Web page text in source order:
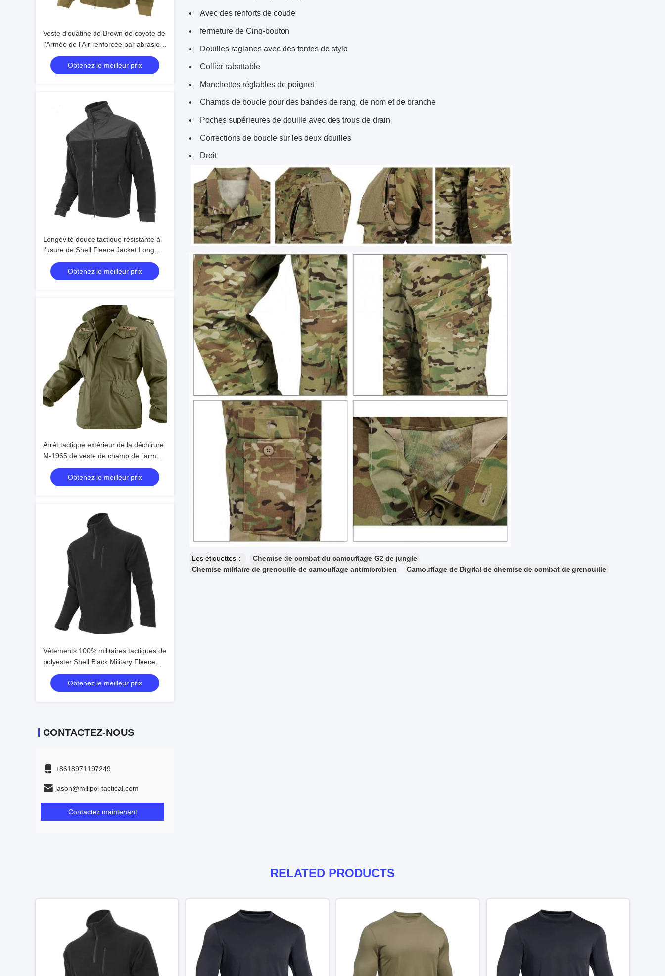
Veste d'ouatine de Brown de coyote de
l'Armée de l'Air renforcée par abrasion
avec Mesh Lining Military Garments
Obtenez le meilleur prix
Longévité douce tactique résistante à
l'usure de Shell Fleece Jacket Long
Lasting
Obtenez le meilleur prix
Arrêt tactique extérieur de la déchirure
M-1965 de veste de champ de l'armée
américaine de polyester de temps froid
M65
Obtenez le meilleur prix
Vêtements 100% militaires tactiques de
polyester Shell Black Military Fleece
Jacket molle pour les hommes
Obtenez le meilleur prix
CONTACTEZ-NOUS
+8618971197249
jason@milipol-tactical.com
Contactez maintenant
Avec des renforts de coude
fermeture de Cinq-bouton
Douilles raglanes avec des fentes de stylo
Collier rabattable
Manchettes réglables de poignet
Champs de boucle pour des bandes de rang, de nom et de branche
Poches supérieures de douille avec des trous de drain
Corrections de boucle sur les deux douilles
Droit
Les étiquettes：
Chemise de combat du camouflage G2 de jungle
Chemise militaire de grenouille de camouflage antimicrobien
Camouflage de Digital de chemise de combat de grenouille
RELATED PRODUCTS